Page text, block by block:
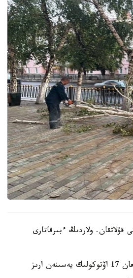
مالىمەتىنشە، داۋىل كەزىندە ورتالىق كوشەلەردە جەل 15 اعاشتى قۇلاتقان. ولاردىڭ ءبىرقاتارى
- قازىرگى ۋاقىتتا پوليتسياعا اعاشتاردىڭ قۇلاۋى سالدارىنان كولىكتەرى زاقىمدانعان 17 اۆتوكولىك يەسىنەن ارىز